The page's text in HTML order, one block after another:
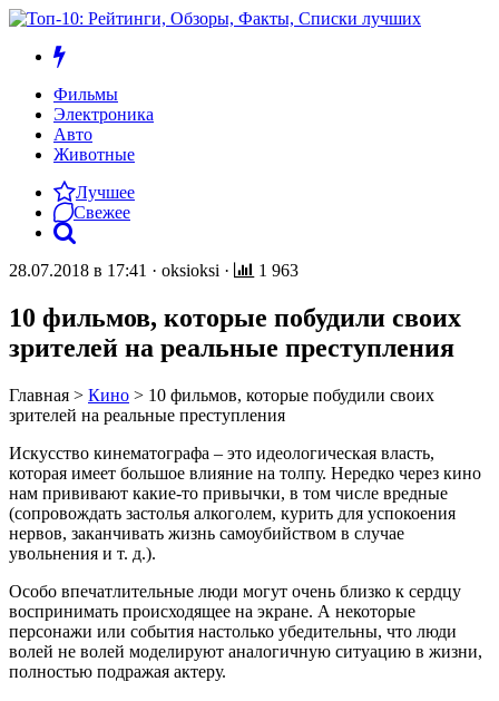
Фильмы
Электроника
Авто
Животные
Лучшее
Свежее
28.07.2018 в 17:41 · oksioksi · 1 963
10 фильмов, которые побудили своих
зрителей на реальные преступления
Главная > Кино > 10 фильмов, которые побудили своих
зрителей на реальные преступления
Искусство кинематографа – это идеологическая власть,
которая имеет большое влияние на толпу. Нередко через кино
нам прививают какие-то привычки, в том числе вредные
(сопровождать застолья алкоголем, курить для успокоения
нервов, заканчивать жизнь самоубийством в случае
увольнения и т. д.).
Особо впечатлительные люди могут очень близко к сердцу
воспринимать происходящее на экране. А некоторые
персонажи или события настолько убедительны, что люди
волей не волей моделируют аналогичную ситуацию в жизни,
полностью подражая актеру.